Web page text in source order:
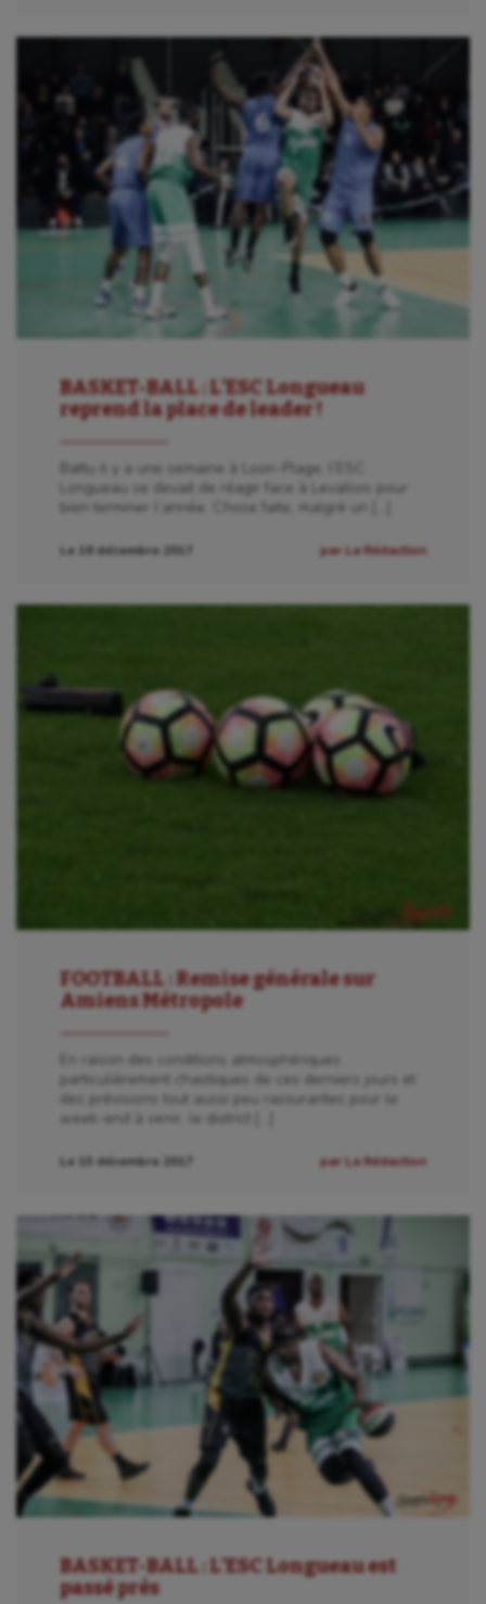
BASKET-BALL : L’ESC Longueau
reprend la place de leader !
Battu il y a une semaine à Loon-Plage, l’ESC
Longueau se devait de réagir face à Levallois pour
bien terminer l’année. Chose faite, malgré un […]
Le 16 décembre 2017 par La Rédaction
FOOTBALL : Remise générale sur
Amiens Métropole
En raison des conditions atmosphériques
particulièrement chaotiques de ces derniers jours et
des prévisions tout aussi peu rassurantes pour le
week-end à venir, le district […]
Le 15 décembre 2017 par La Rédaction
BASKET-BALL : L’ESC Longueau est
passé près